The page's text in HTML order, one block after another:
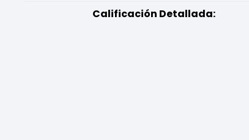
Calificación Detallada: